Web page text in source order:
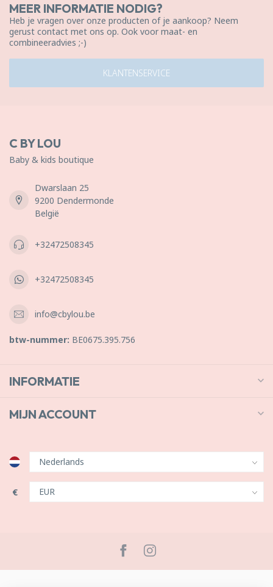
MEER INFORMATIE NODIG?
Heb je vragen over onze producten of je aankoop? Neem
gerust contact met ons op. Ook voor maat- en
combineeradvies ;-)
KLANTENSERVICE
C BY LOU
Baby & kids boutique
Dwarslaan 25
9200 Dendermonde
België
+32472508345
+32472508345
info@cbylou.be
btw-nummer: BE0675.395.756
INFORMATIE
MIJN ACCOUNT
€